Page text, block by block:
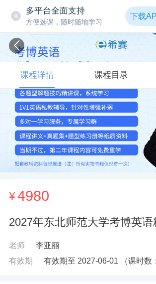
多平台全面支持
方便选课，随时随地学习
下载
¥4980
2027年东北师范大学考博英
老师
李亚丽
有效期
有效期至 2027-06-01 （课时数：
课程详情 课程目录